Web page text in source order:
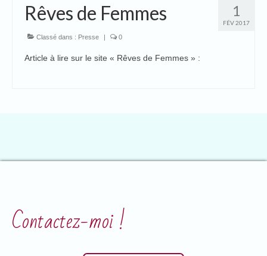
1
FÉV 2017
Rêves de Femmes
Classé dans : Presse | 0
Article à lire sur le site « Rêves de Femmes » :
Contactez-moi !